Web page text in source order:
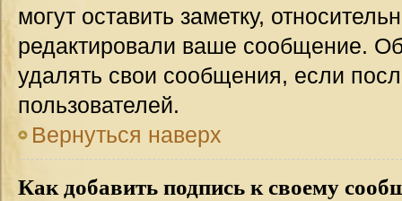
могут оставить заметку,
редактировали ваше сообщение.
удалять свои сообщения, если
пользователей.
Вернуться наверх
Как добавить подпись к своему